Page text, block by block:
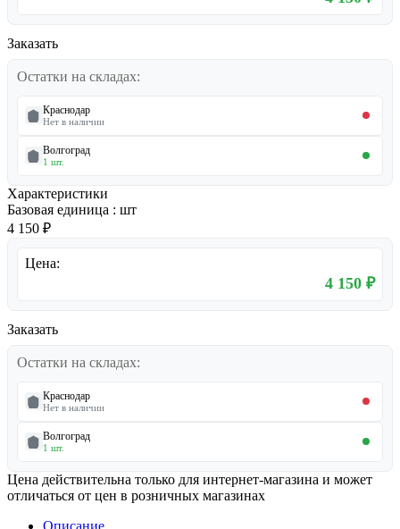
Заказать
Остатки на складах:
Краснодар
Нет в наличии
Волгоград
1 шт.
Характеристики
Базовая единица : шт
4 150 ₽
Цена:
4 150 ₽
Заказать
Остатки на складах:
Краснодар
Нет в наличии
Волгоград
1 шт.
Цена действительна только для интернет-магазина и может
отличаться от цен в розничных магазинах
Описание